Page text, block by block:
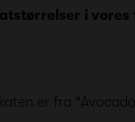
i
er fra